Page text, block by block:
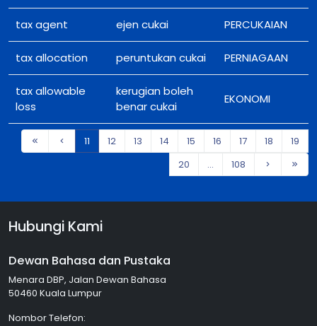
tax agent ejen cukai PERCUKAIAN
tax allocation peruntukan cukai PERNIAGAAN
tax allowable
loss
kerugian boleh
benar cukai
EKONOMI
11 12 13 14 15 16 17 18
19
20
... 108
Hubungi Kami
Dewan Bahasa dan Pustaka
Menara DBP, Jalan Dewan Bahasa
50460 Kuala Lumpur
Nombor Telefon: